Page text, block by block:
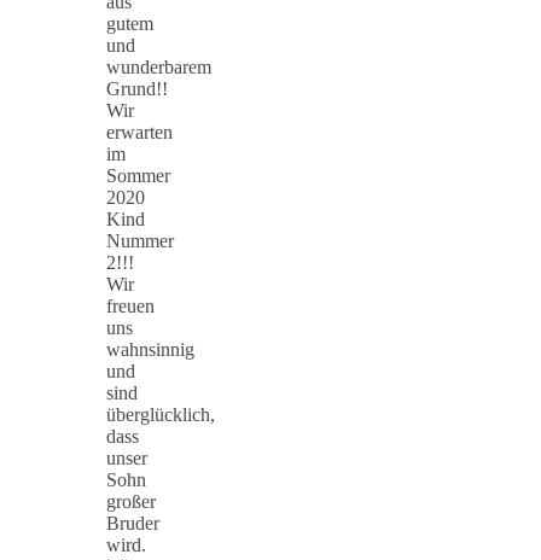
gutem
und
wunderbarem
Grund!!
Wir
erwarten
im
Sommer
2020
Kind
Nummer
2!!!
Wir
freuen
uns
wahnsinnig
und
sind
überglücklich,
dass
unser
Sohn
großer
Bruder
wird.